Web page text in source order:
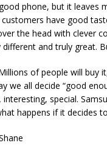
phone, but it
have good
the head with clever
and truly great.
of people will buy
we all decide “good
special.
happens if it decides